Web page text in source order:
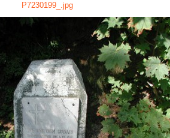
P7230199_.jpg